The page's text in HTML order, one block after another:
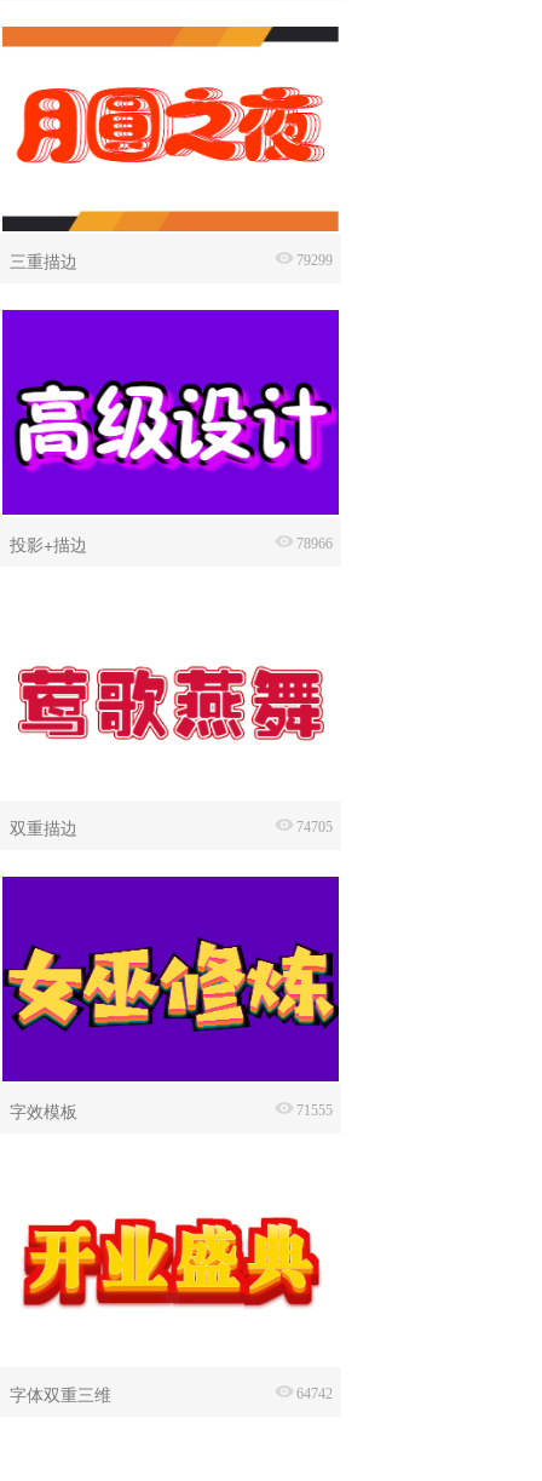
三重描边 79299
投影+描边 78966
双重描边 74705
字效模板 71555
字体双重三维 64742